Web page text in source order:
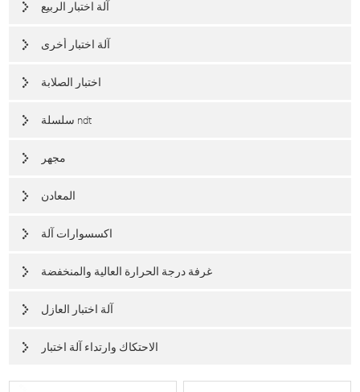
آلة اختبار الربيع
آلة اختبار أخرى
اختبار الصلابة
سلسلة ndt
مجهر
المعادن
اكسسوارات آلة
غرفة درجة الحرارة العالية والمنخفضة
آلة اختبار العازل
الاحتكاك وارتداء آلة اختبار